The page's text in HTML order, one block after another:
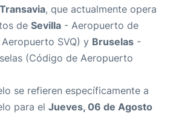
, que actualmente opera
de Sevilla - Aeropuerto de
SVQ) y Bruselas -
(Código de Aeropuerto
se refieren específicamente a
para el Jueves, 06 de Agosto